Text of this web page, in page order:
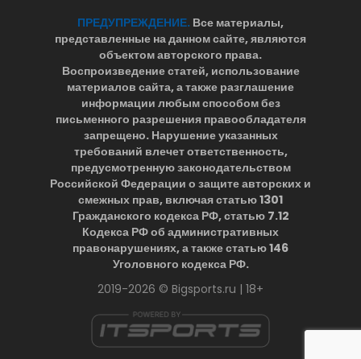
ПРЕДУПРЕЖДЕНИЕ. Все материалы,
представленные на данном сайте, являются
объектом авторского права.
Воспроизведение статей, использование
материалов сайта, а также разглашение
информации любым способом без
письменного разрешения правообладателя
запрещено. Нарушение указанных
требований влечет ответственность,
предусмотренную законодательством
Российской Федерации о защите авторских и
смежных прав, включая статью 1301
Гражданского кодекса РФ, статью 7.12
Кодекса РФ об административных
правонарушениях, а также статью 146
Уголовного кодекса РФ.
2019-2026 © Bigsports.ru | 18+